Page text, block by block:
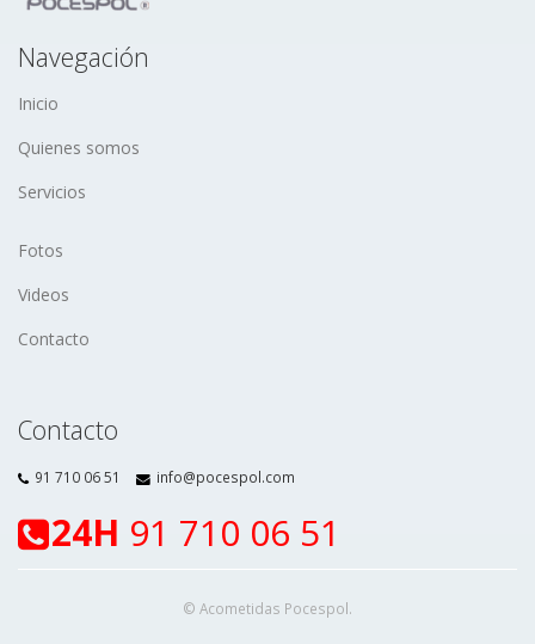
Navegación
Inicio
Quienes somos
Servicios
Fotos
Videos
Contacto
Contacto
91 710 06 51 info@pocespol.com
24H 91 710 06 51
© Acometidas Pocespol.